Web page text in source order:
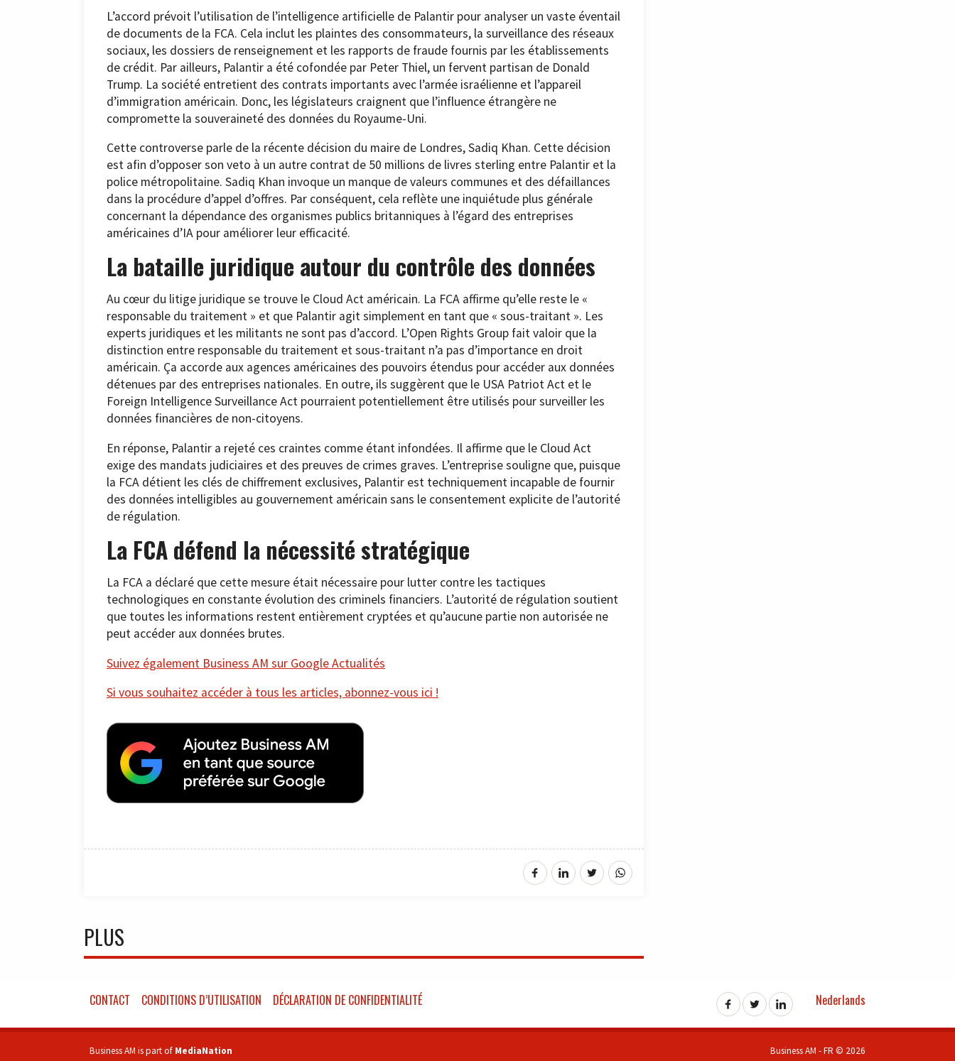
L’accord prévoit l’utilisation de l’intelligence artificielle de Palantir pour analyser un vaste éventail
de documents de la FCA. Cela inclut les plaintes des consommateurs, la surveillance des réseaux
sociaux, les dossiers de renseignement et les rapports de fraude fournis par les établissements
de crédit. Par ailleurs, Palantir a été cofondée par Peter Thiel, un fervent partisan de Donald
Trump. La société entretient des contrats importants avec l’armée israélienne et l’appareil
d’immigration américain. Donc, les législateurs craignent que l’influence étrangère ne
compromette la souveraineté des données du Royaume-Uni.
Cette controverse parle de la récente décision du maire de Londres, Sadiq Khan. Cette décision
est afin d’opposer son veto à un autre contrat de 50 millions de livres sterling entre Palantir et la
police métropolitaine. Sadiq Khan invoque un manque de valeurs communes et des défaillances
dans la procédure d’appel d’offres. Par conséquent, cela reflète une inquiétude plus générale
concernant la dépendance des organismes publics britanniques à l’égard des entreprises
américaines d’IA pour améliorer leur efficacité.
La bataille juridique autour du contrôle des données
Au cœur du litige juridique se trouve le Cloud Act américain. La FCA affirme qu’elle reste le «
responsable du traitement » et que Palantir agit simplement en tant que « sous-traitant ». Les
experts juridiques et les militants ne sont pas d’accord. L’Open Rights Group fait valoir que la
distinction entre responsable du traitement et sous-traitant n’a pas d’importance en droit
américain. Ça accorde aux agences américaines des pouvoirs étendus pour accéder aux données
détenues par des entreprises nationales. En outre, ils suggèrent que le USA Patriot Act et le
Foreign Intelligence Surveillance Act pourraient potentiellement être utilisés pour surveiller les
données financières de non-citoyens.
En réponse, Palantir a rejeté ces craintes comme étant infondées. Il affirme que le Cloud Act
exige des mandats judiciaires et des preuves de crimes graves. L’entreprise souligne que, puisque
la FCA détient les clés de chiffrement exclusives, Palantir est techniquement incapable de fournir
des données intelligibles au gouvernement américain sans le consentement explicite de l’autorité
de régulation.
La FCA défend la nécessité stratégique
La FCA a déclaré que cette mesure était nécessaire pour lutter contre les tactiques
technologiques en constante évolution des criminels financiers. L’autorité de régulation soutient
que toutes les informations restent entièrement cryptées et qu’aucune partie non autorisée ne
peut accéder aux données brutes.
Suivez également Business AM sur Google Actualités
Si vous souhaitez accéder à tous les articles, abonnez-vous ici !
PLUS
CONTACT CONDITIONS D’UTILISATION DÉCLARATION DE CONFIDENTIALITÉ Nederlands
Business AM is part of MediaNation Business AM - FR © 2026